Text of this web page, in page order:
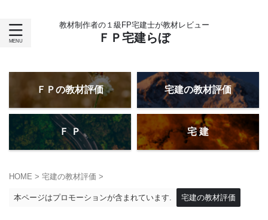
教材制作者の１級FP宅建士が教材レビュー
ＦＰ宅建らぼ
ＦＰの教材評価 宅建の教材評価
Ｆ Ｐ 宅 建
HOME > 宅建の教材評価 >
本ページはプロモーションが含まれています. 宅建の教材評価